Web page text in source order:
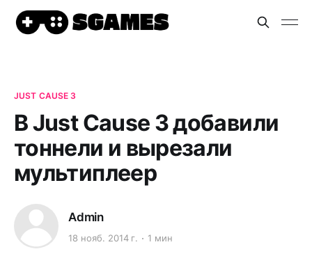
JUST CAUSE 3
В Just Cause 3 добавили
тоннели и вырезали
мультиплеер
Admin
18 нояб. 2014 г. 1 мин